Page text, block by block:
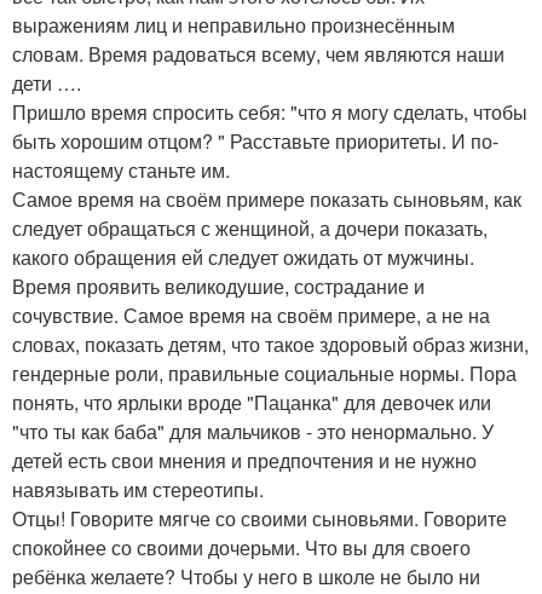
выражениям лиц и неправильно произнесённым
словам. Время радоваться всему, чем являются наши
дети ….
Пришло время спросить себя: "что я могу сделать, чтобы
быть хорошим отцом? " Расставьте приоритеты. И по-
настоящему станьте им.
Самое время на своём примере показать сыновьям, как
следует обращаться с женщиной, а дочери показать,
какого обращения ей следует ожидать от мужчины.
Время проявить великодушие, сострадание и
сочувствие. Самое время на своём примере, а не на
словах, показать детям, что такое здоровый образ жизни,
гендерные роли, правильные социальные нормы. Пора
понять, что ярлыки вроде "Пацанка" для девочек или
"что ты как баба" для мальчиков - это ненормально. У
детей есть свои мнения и предпочтения и не нужно
навязывать им стереотипы.
Отцы! Говорите мягче со своими сыновьями. Говорите
спокойнее со своими дочерьми. Что вы для своего
ребёнка желаете? Чтобы у него в школе не было ни